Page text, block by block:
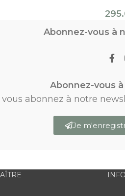
Abonnez-vous à
Abonnez-vous
abonnez à notre
Je